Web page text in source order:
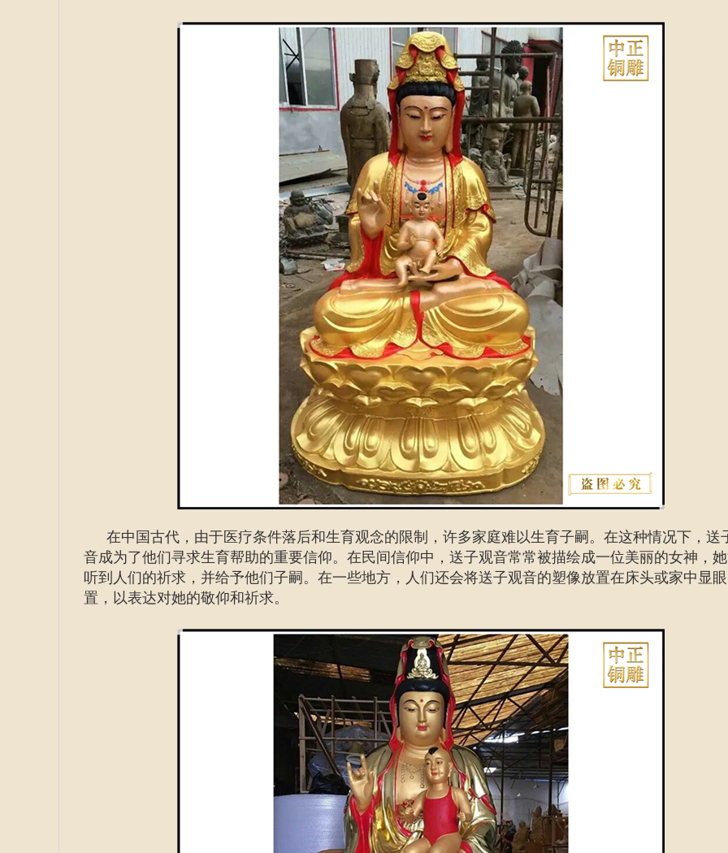
在中国古代，由于医疗条件落后和生育观念的限制，许多家庭难以生育子嗣。在这种情况下，送
音成为了他们寻求生育帮助的重要信仰。在民间信仰中，送子观音常常被描绘成一位美丽的女神，
听到人们的祈求，并给予他们子嗣。在一些地方，人们还会将送子观音的塑像放置在床头或家中显
置，以表达对她的敬仰和祈求。